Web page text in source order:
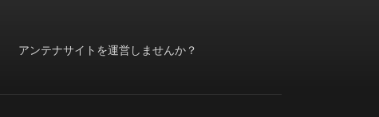
アンテナサイトを運営しませんか？